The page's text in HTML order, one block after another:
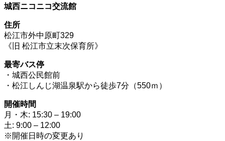
城西ニコニコ交流館
住所
松江市外中原町329
《旧 松江市立末次保育所》
最寄バス停
・城西公民館前
・松江しんじ湖温泉駅から徒歩7分（550ｍ）
開催時間
月・木: 15:30 – 19:00
土: 9:00 – 12:00
※開催日時の変更あり